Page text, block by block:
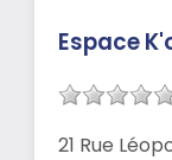
Espace
21 Rue